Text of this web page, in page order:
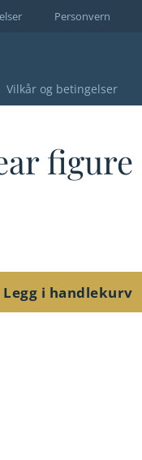
Personvern
Vilkår og betingelser
figure
Legg i handlekurv